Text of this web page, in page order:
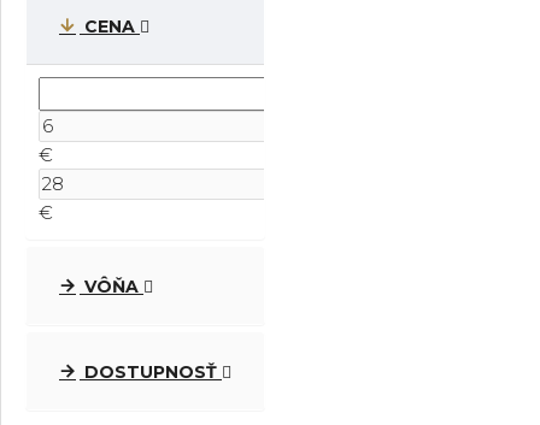
CENA
€
€
VÔŇA
DOSTUPNOSŤ